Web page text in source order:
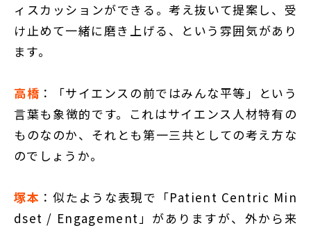
ィスカッションができる。考え抜いて提案し、受
け止めて一緒に磨き上げる、という雰囲気があり
ます。
高橋 ：「サイエンスの前ではみんな平等」という
言葉も象徴的です。これはサイエンス人材特有の
ものなのか、それとも第一三共としての考え方な
のでしょうか。
塚本 ：似たような表現で「Patient Centric Min
dset / Engagement」がありますが、外から来